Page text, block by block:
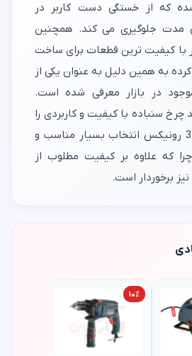
که از خستگی دست کاربر در
مدت جلوگیری می کند. همچنین
با کیفیت ترین قطعات برای ساخت
به همین دلیل به عنوان یکی از
در بازار معرفی شده است.
چرخ سنباده با کیفیت و کاربردی را
دارید خرید مدل 3506 رونیکس انتخاب بسیار مناسب و
که علاوه بر کیفیت مطلوب از
برخوردار است.
۱۰٪